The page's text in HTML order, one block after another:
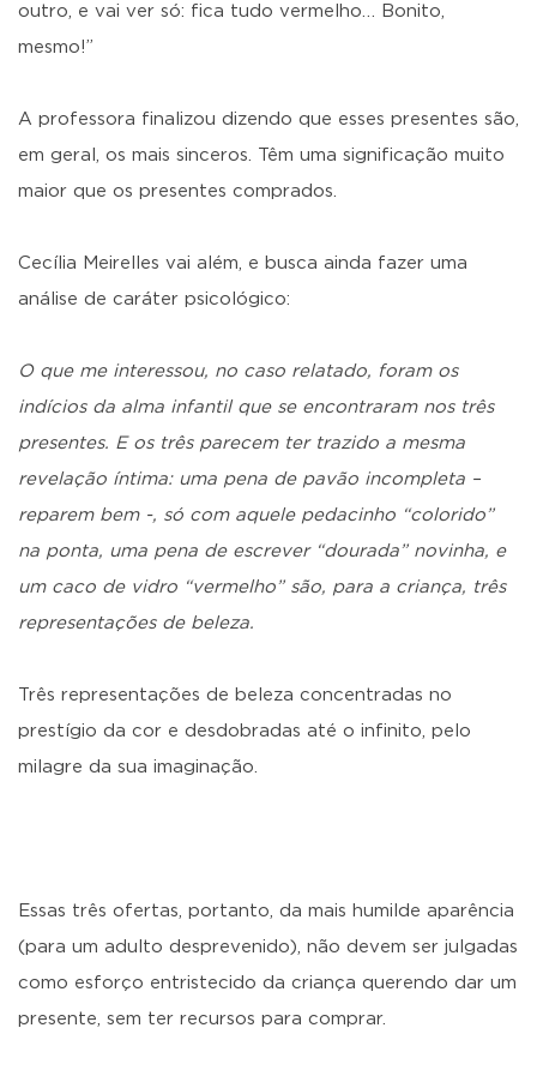
outro, e vai ver só: fica tudo vermelho… Bonito,
mesmo!”
A professora finalizou dizendo que esses presentes são,
em geral, os mais sinceros. Têm uma significação muito
maior que os presentes comprados.
Cecília Meirelles vai além, e busca ainda fazer uma
análise de caráter psicológico:
O que me interessou, no caso relatado, foram os
indícios da alma infantil que se encontraram nos três
presentes. E os três parecem ter trazido a mesma
revelação íntima: uma pena de pavão incompleta –
reparem bem -, só com aquele pedacinho “colorido”
na ponta, uma pena de escrever “dourada” novinha, e
um caco de vidro “vermelho” são, para a criança, três
representações de beleza.
Três representações de beleza concentradas no
prestígio da cor e desdobradas até o infinito, pelo
milagre da sua imaginação.
Essas três ofertas, portanto, da mais humilde aparência
(para um adulto desprevenido), não devem ser julgadas
como esforço entristecido da criança querendo dar um
presente, sem ter recursos para comprar.